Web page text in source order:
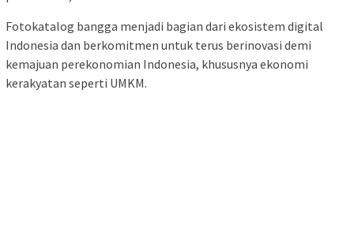
Fotokatalog bangga menjadi bagian dari ekosistem digital
Indonesia dan berkomitmen untuk terus berinovasi demi
kemajuan perekonomian Indonesia, khususnya ekonomi
kerakyatan seperti UMKM.